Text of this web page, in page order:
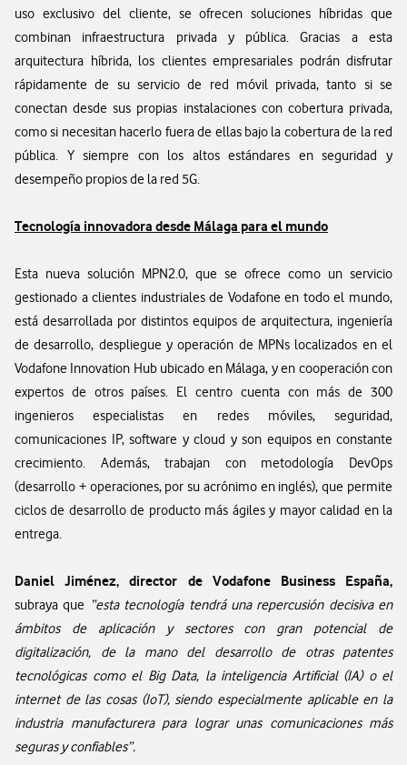
uso exclusivo del cliente, se ofrecen soluciones híbridas que
combinan infraestructura privada y pública. Gracias a esta
arquitectura híbrida, los clientes empresariales podrán disfrutar
rápidamente de su servicio de red móvil privada, tanto si se
conectan desde sus propias instalaciones con cobertura privada,
como si necesitan hacerlo fuera de ellas bajo la cobertura de la red
pública. Y siempre con los altos estándares en seguridad y
desempeño propios de la red 5G.
Tecnología innovadora desde Málaga para el mundo
Esta nueva solución MPN2.0, que se ofrece como un servicio
gestionado a clientes industriales de Vodafone en todo el mundo,
está desarrollada por distintos equipos de arquitectura, ingeniería
de desarrollo, despliegue y operación de MPNs localizados en el
Vodafone Innovation Hub ubicado en Málaga, y en cooperación con
expertos de otros países. El centro cuenta con más de 300
ingenieros especialistas en redes móviles, seguridad,
comunicaciones IP, software y cloud y son equipos en constante
crecimiento. Además, trabajan con metodología DevOps
(desarrollo + operaciones, por su acrónimo en inglés), que permite
ciclos de desarrollo de producto más ágiles y mayor calidad en la
entrega.
Daniel Jiménez, director de Vodafone Business España,
subraya que “esta tecnología tendrá una repercusión decisiva en
ámbitos de aplicación y sectores con gran potencial de
digitalización, de la mano del desarrollo de otras patentes
tecnológicas como el Big Data, la inteligencia Artificial (IA) o el
internet de las cosas (IoT), siendo especialmente aplicable en la
industria manufacturera para lograr unas comunicaciones más
seguras y confiables”.